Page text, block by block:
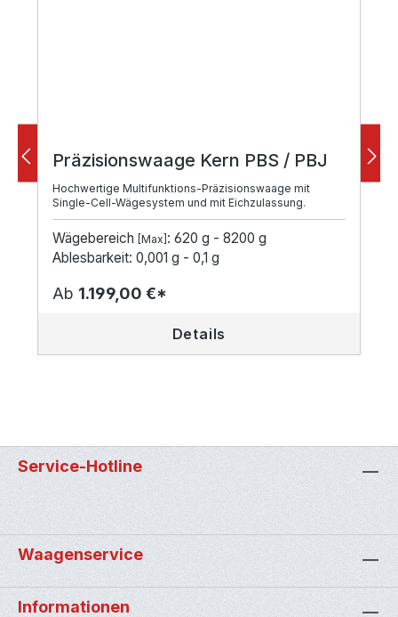
Präzisionswaage Kern PBS / PBJ
Hochwertige Multifunktions-Präzisionswaage mit
Single-Cell-Wägesystem und mit Eichzulassung.
Wägebereich [Max] : 620 g - 8200 g
Ablesbarkeit: 0,001 g - 0,1 g
Ab 1.199,00 €*
Details
Service-Hotline
Waagenservice
Informationen